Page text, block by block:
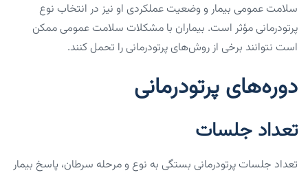
سلامت عمومی بیمار و وضعیت عملکردی او نیز در انتخاب نوع
پرتودرمانی مؤثر است. بیماران با مشکلات سلامت عمومی ممکن
است نتوانند برخی از روش‌های پرتودرمانی را تحمل کنند.
دوره‌های پرتودرمانی
تعداد جلسات
تعداد جلسات پرتودرمانی بستگی به نوع و مرحله سرطان، پاسخ بیمار